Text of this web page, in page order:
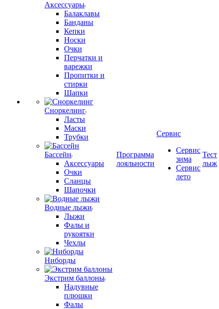
Аксессуары
Балаклавы
Банданы
Кепки
Носки
Очки
Перчатки и
варежки
Пропитки и
стирки
Шапки
Сноркелинг
Ласты
Маски
Трубки
Бассейн
Аксессуары
Очки
Сланцы
Шапочки
Водные лыжи
Лыжи
Фалы и
рукоятки
Чехлы
Ниборды
Экстрим баллоны
Надувные
плюшки
Фалы
Программа
лояльности
Сервис
Сервис
зима
Сервис
лето
Тест
лыж